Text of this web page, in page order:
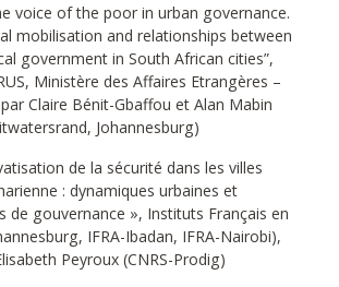
voice of the poor in urban governance.
mobilisation and relationships between
government in South African cities”,
Ministère des Affaires Etrangères –
Claire Bénit-Gbaffou et Alan Mabin
Johannesburg)
de la sécurité dans les villes
: dynamiques urbaines et
de gouvernance », Instituts Français en
IFRA-Ibadan, IFRA-Nairobi),
Peyroux (CNRS-Prodig)